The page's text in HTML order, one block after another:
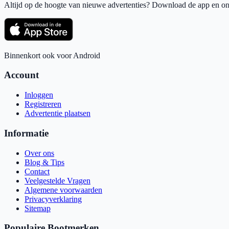
Altijd op de hoogte van nieuwe advertenties? Download de app en
Binnenkort ook voor Android
Account
Inloggen
Registreren
Advertentie plaatsen
Informatie
Over ons
Blog & Tips
Contact
Veelgestelde Vragen
Algemene voorwaarden
Privacyverklaring
Sitemap